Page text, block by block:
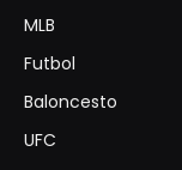
MLB
Futbol
Baloncesto
UFC